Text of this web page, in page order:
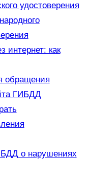
удостоверения
как
обращения
ГИБДД
о нарушениях